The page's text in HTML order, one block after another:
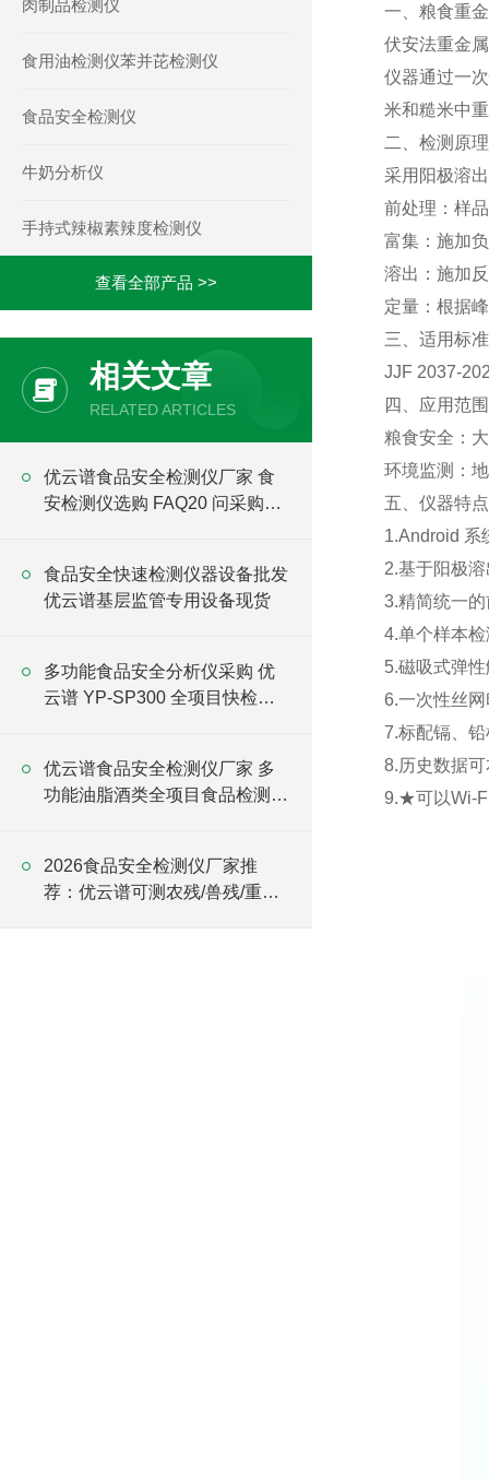
一、粮食重
伏安法重金
仪器通过一
米和糙米中
二、检测原理
采用阳极溶
前处理：样
富集：施加
溶出：施加
定量：根据
三、适用标准
JJF 2037-
四、应用范围
粮食安全：
环境监测：
五、仪器特点
1.Android 系
2.基于阳极
3.精简统一
4.单个样本
5.磁吸式弹
6.一次性丝
7.标配镉、
8.历史数据
9.★可以Wi-
肉制品检测仪
食用油检测仪苯并芘检测仪
食品安全检测仪
牛奶分析仪
手持式辣椒素辣度检测仪
查看全部产品 >>
相关文章
RELATED ARTICLES
优云谱食品安全检测仪厂家 食
安检测仪选购 FAQ20 问采购指
食品安全快速检测仪器设备批发
优云谱基层监管专用设备现货
多功能食品安全分析仪采购 优
云谱 YP-SP300 全项目快检设
优云谱食品安全检测仪厂家 多
功能油脂酒类全项目食品检测仪
2026食品安全检测仪厂家推
荐：优云谱可测农残/兽残/重金